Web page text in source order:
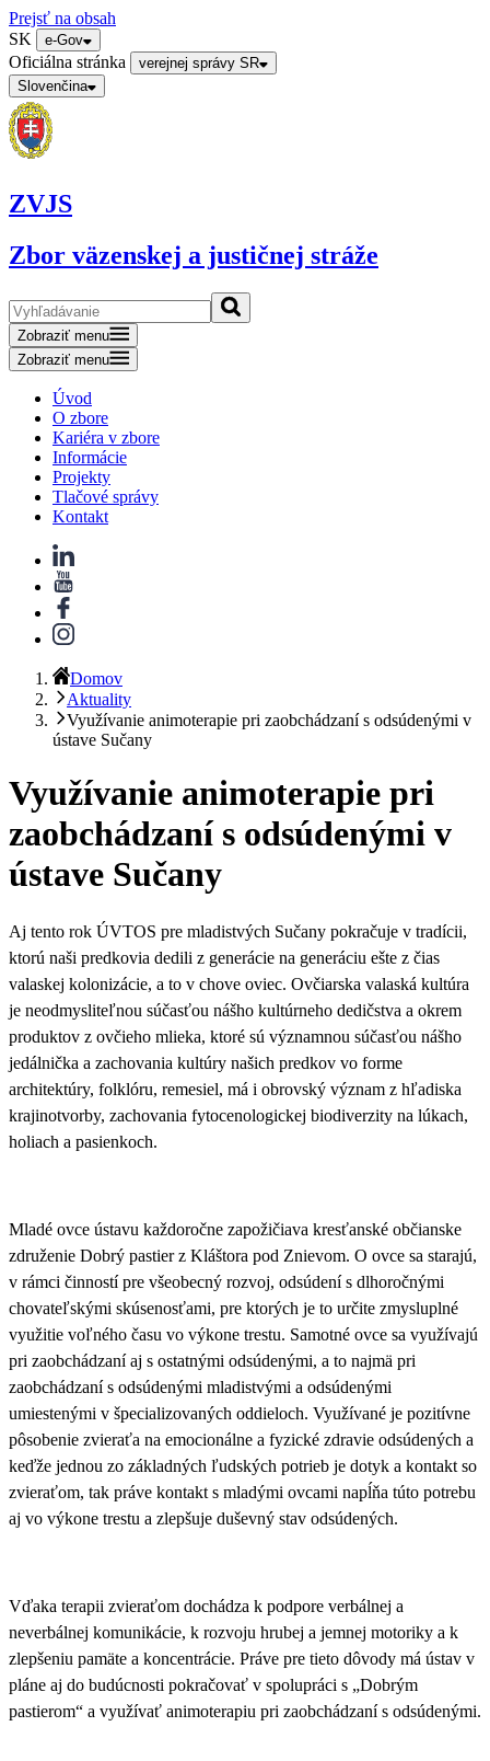
Prejsť na obsah
SK
e-Gov
Oficiálna stránka
verejnej správy SR
Slovenčina
ZVJS
Zbor väzenskej a justičnej stráže
Zobraziť menu
Zobraziť menu
Úvod
O zbore
Kariéra v zbore
Informácie
Projekty
Tlačové správy
Kontakt
Domov
Aktuality
Využívanie animoterapie pri zaobchádzaní s odsúdenými v
ústave Sučany
Využívanie animoterapie pri
zaobchádzaní s odsúdenými v
ústave Sučany
Aj tento rok ÚVTOS pre mladistvých Sučany pokračuje v tradícii,
ktorú naši predkovia dedili z generácie na generáciu ešte z čias
valaskej kolonizácie, a to v chove oviec. Ovčiarska valaská kultúra
je neodmysliteľnou súčasťou nášho kultúrneho dedičstva a okrem
produktov z ovčieho mlieka, ktoré sú významnou súčasťou nášho
jedálnička a zachovania kultúry našich predkov vo forme
architektúry, folklóru, remesiel, má i obrovský význam z hľadiska
krajinotvorby, zachovania fytocenologickej biodiverzity na lúkach,
holiach a pasienkoch.
Mladé ovce ústavu každoročne zapožičiava kresťanské občianske
združenie Dobrý pastier z Kláštora pod Znievom. O ovce sa starajú,
v rámci činností pre všeobecný rozvoj, odsúdení s dlhoročnými
chovateľskými skúsenosťami, pre ktorých je to určite zmysluplné
využitie voľného času vo výkone trestu. Samotné ovce sa využívajú
pri zaobchádzaní aj s ostatnými odsúdenými, a to najmä pri
zaobchádzaní s odsúdenými mladistvými a odsúdenými
umiestenými v špecializovaných oddieloch. Využívané je pozitívne
pôsobenie zvieraťa na emocionálne a fyzické zdravie odsúdených a
keďže jednou zo základných ľudských potrieb je dotyk a kontakt so
zvieraťom, tak práve kontakt s mladými ovcami napĺňa túto potrebu
aj vo výkone trestu a zlepšuje duševný stav odsúdených.
Vďaka terapii zvieraťom dochádza k podpore verbálnej a
neverbálnej komunikácie, k rozvoju hrubej a jemnej motoriky a k
zlepšeniu pamäte a koncentrácie. Práve pre tieto dôvody má ústav v
pláne aj do budúcnosti pokračovať v spolupráci s „Dobrým
pastierom“ a využívať animoterapiu pri zaobchádzaní s odsúdenými.